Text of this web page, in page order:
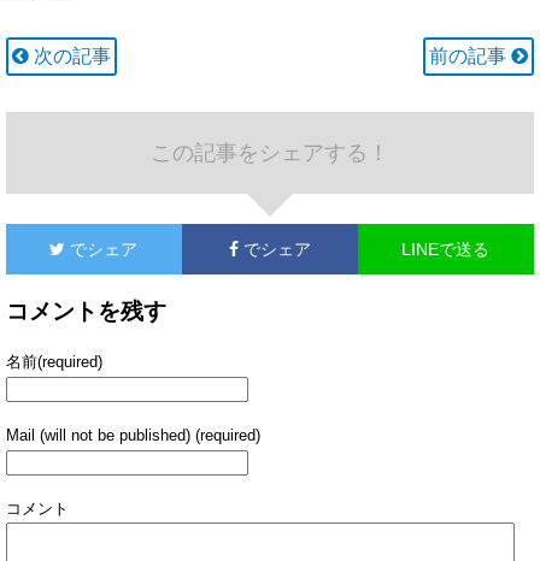
次の記事 前の記事
この記事をシェアする！
でシェア でシェア LINEで送る
コメントを残す
名前(required)
Mail (will not be published) (required)
コメント